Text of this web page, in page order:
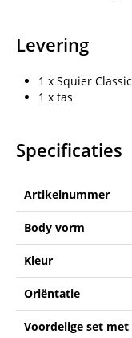
Levering
1 x Squier
1 x tas
Specificaties
Artikelnummer
Body vorm
Kleur
Oriëntatie
Voordelige set met